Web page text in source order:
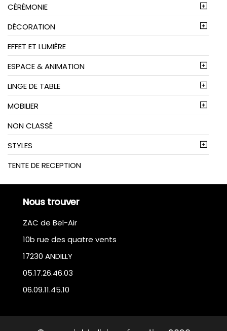
CÉRÉMONIE
DÉCORATION
EFFET ET LUMIÈRE
ESPACE & ANIMATION
LINGE DE TABLE
MOBILIER
NON CLASSÉ
STYLES
TENTE DE RECEPTION
Nous trouver
ZAC de Bel-Air
10b rue des quatre vents
17230 ANDILLY
05.17.26.46.03
06.09.11.45.10